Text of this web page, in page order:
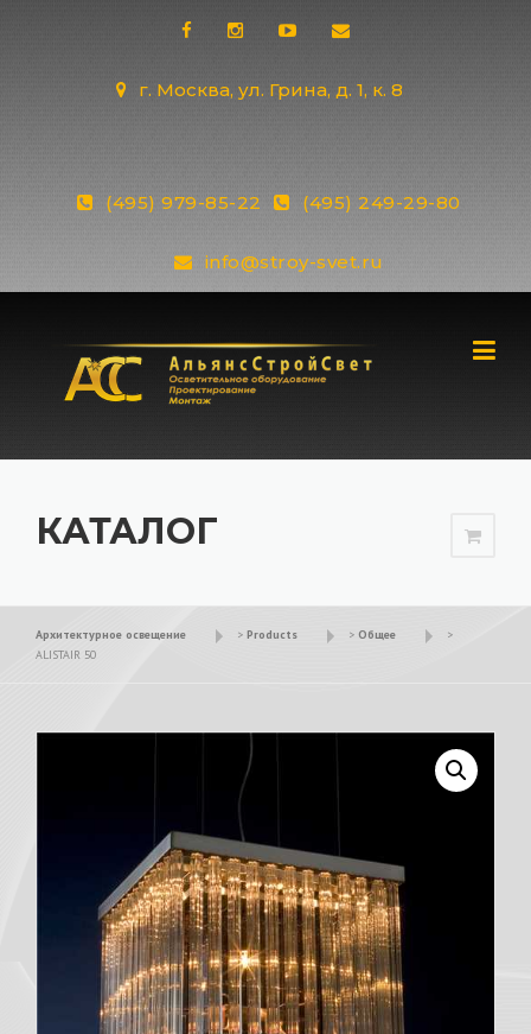
г. Москва, ул. Грина, д. 1, к. 8
(495) 979-85-22 (495) 249-29-80
info@stroy-svet.ru
КАТАЛОГ
Архитектурное освещение > Products > Общее
>
ALISTAIR 50